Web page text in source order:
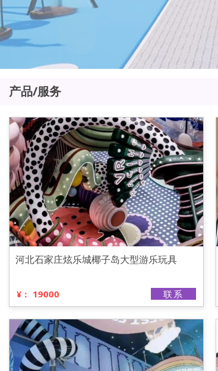
产品/服务
河北石家庄炫乐城椰子岛大型游乐玩具
¥： 19000 联系